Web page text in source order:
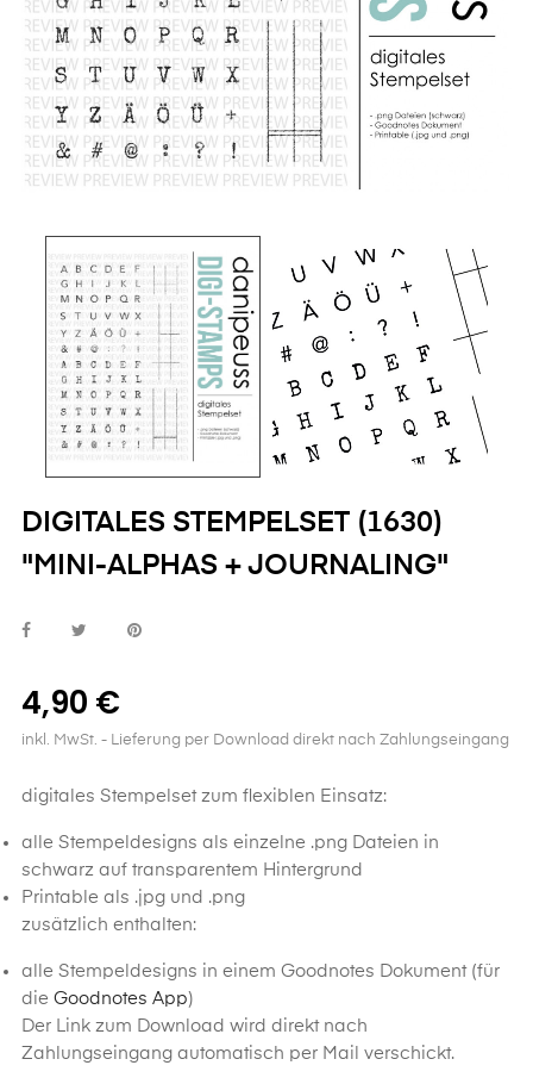
DIGITALES STEMPELSET (1630)
"MINI-ALPHAS + JOURNALING"
4,90 €
inkl. MwSt. - Lieferung per Download direkt nach Zahlungseingang
digitales Stempelset zum flexiblen Einsatz:
alle Stempeldesigns als einzelne .png Dateien in
schwarz auf transparentem Hintergrund
Printable als .jpg und .png
zusätzlich enthalten:
alle Stempeldesigns in einem Goodnotes Dokument (für
die Goodnotes App)
Der Link zum Download wird direkt nach
Zahlungseingang automatisch per Mail verschickt.